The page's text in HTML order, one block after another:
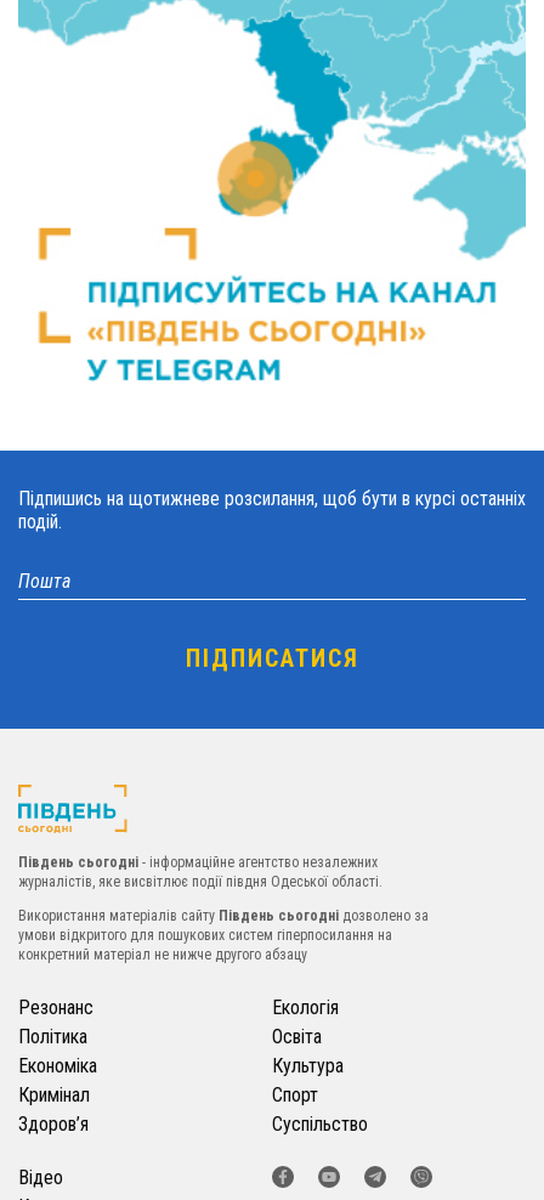
Підпишись на щотижневе розсилання, щоб бути в курсі останніх
подій.
Південь сьогодні - інформаційне агентство незалежних
журналістів, яке висвітлює події півдня Одеської області.
Використання матеріалів сайту Південь сьогодні дозволено за
умови відкритого для пошукових систем гіперпосилання на
конкретний матеріал не нижче другого абзацу
Резонанс
Політика
Економіка
Кримінал
Здоров’я
Екологія
Освіта
Культура
Спорт
Суспільство
Відео